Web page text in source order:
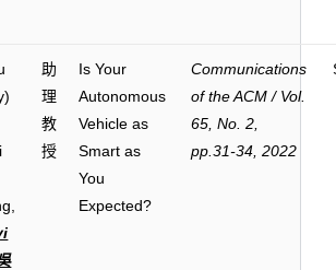
助
理
教
授
Is Your
Autonomous
Vehicle as
Smart as
You
Expected?
Communications
of the ACM / Vol.
65, No. 2,
pp.31-34, 2022